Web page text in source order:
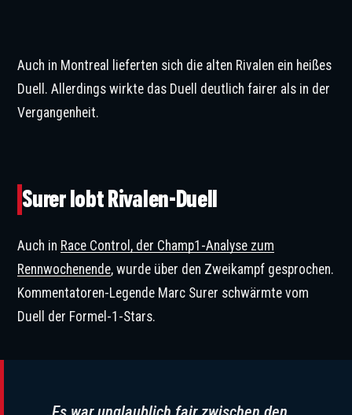
Auch in Montreal lieferten sich die alten Rivalen ein heißes
Duell. Allerdings wirkte das Duell deutlich fairer als in der
Vergangenheit.
Surer lobt Rivalen-Duell
Auch in Race Control, der Champ1-Analyse zum
Rennwochenende, wurde über den Zweikampf gesprochen.
Kommentatoren-Legende Marc Surer schwärmte vom
Duell der Formel-1-Stars.